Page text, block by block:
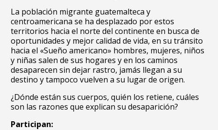
La población migrante guatemalteca y
centroamericana se ha desplazado por estos
territorios hacia el norte del continente en busca de
oportunidades y mejor calidad de vida, en su tránsito
hacia el «Sueño americano» hombres, mujeres, niños
y niñas salen de sus hogares y en los caminos
desaparecen sin dejar rastro, jamás llegan a su
destino y tampoco vuelven a su lugar de origen.
¿Dónde están sus cuerpos, quién los retiene, cuáles
son las razones que explican su desaparición?
Participan: